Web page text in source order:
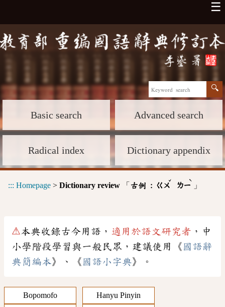
☰
Basic search Advanced search
Radical index Dictionary appendix
::: Homepage > Dictionary review 「 古例 : ㄍㄨ
ˇ
ㄌㄧ
ˋ
」
⚠本典收錄古今用語， 適用於語文研究者 ，中
小學階段學習與一般民眾，建議使用《 國語辭
典簡編本》、《 國語小字典》。
Bopomofo
Hanyu Pinyin